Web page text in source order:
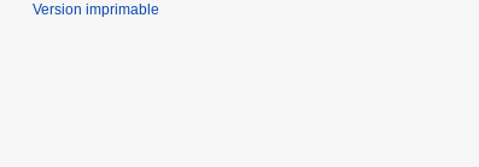
Version imprimable